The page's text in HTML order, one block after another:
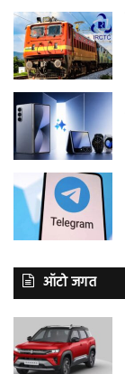
ऑटो जगत